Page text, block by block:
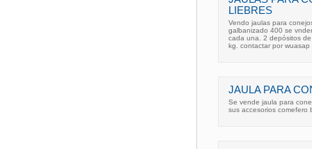
LIEBRES
Vendo jaulas para
galbanizado 400 se
cada una. 2 depósitos
kg. contactar por wuasap
JAULA PARA
Se vende jaula para
sus accesorios comefero